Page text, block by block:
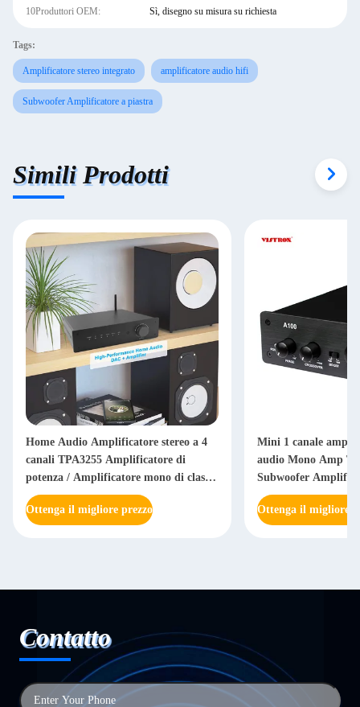
10Produttori OEM: Sì, disegno su misura su richiesta
Tags:
Amplificatore stereo integrato amplificatore audio hifi
Subwoofer Amplificatore a piastra
Simili Prodotti
Home Audio Amplificatore stereo a 4
canali TPA3255 Amplificatore di
potenza / Amplificatore mono di classe
D
Ottenga il migliore prezzo
Mini 1 canale
audio Mono Amp
Subwoofer
Ottenga il migliore
Contatto